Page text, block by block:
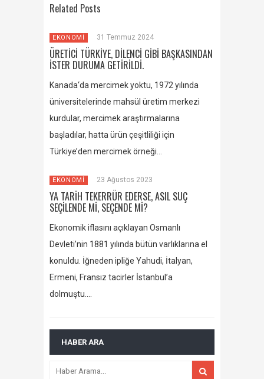
Related Posts
EKONOMİ 31 Temmuz 2024
ÜRETİCİ TÜRKİYE, DİLENCİ GİBİ BAŞKASINDAN
İSTER DURUMA GETİRİLDİ.
Kanada‘da mercimek yoktu, 1972 yılında
üniversitelerinde mahsül üretim merkezi
kurdular, mercimek araştırmalarına
başladılar, hatta ürün çeşitliliği için
Türkiye’den mercimek örneği…
EKONOMİ 23 Ağustos 2023
YA TARİH TEKERRÜR EDERSE, ASIL SUÇ
SEÇİLENDE Mİ, SEÇENDE Mİ?
Ekonomik iflasını açıklayan Osmanlı
Devleti’nin 1881 yılında bütün varlıklarına el
konuldu. İğneden ipliğe Yahudi, İtalyan,
Ermeni, Fransız tacirler İstanbul’a
dolmuştu….
HABER ARA